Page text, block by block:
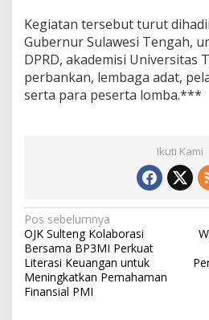
Kegiatan tersebut turut
Gubernur Sulawesi Tengah,
DPRD, akademisi Universitas
perbankan, lembaga adat,
serta para peserta lomba.***
Ikuti Kami
N
a
v
i
Pos sebelumnya
OJK Sulteng Kolaborasi
Bersama BP3MI Perkuat
Literasi Keuangan untuk
Meningkatkan Pemahaman
Finansial PMI